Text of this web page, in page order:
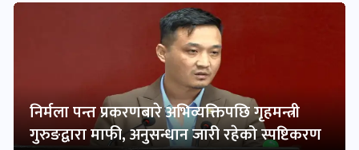
निर्मला पन्त प्रकरणबारे अभिव्यक्तिपछि गृहमन्त्री
गुरुङद्वारा माफी, अनुसन्धान जारी रहेको स्पष्टिकरण